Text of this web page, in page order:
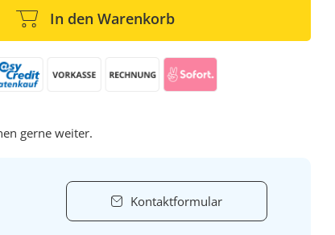
In den Warenkorb
gerne weiter.
Kontaktformular